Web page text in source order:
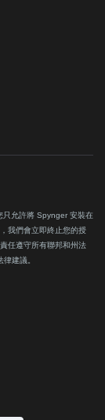
只允許將 Spynger 安裝在
我們會立即終止您的授
任遵守所有聯邦和州法
建議。